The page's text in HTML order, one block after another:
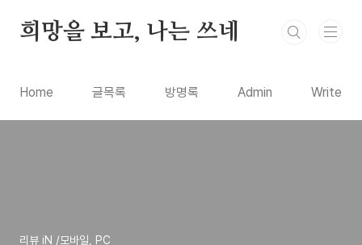
희망을 보고, 나는 쓰네
Home 글목록 방명록 Admin Write
리뷰 iN /모바일, PC